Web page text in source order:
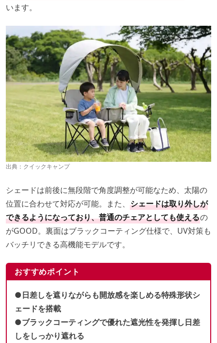
います。
出典： クイックキャンプ
シェードは前後に無段階で角度調整が可能なため、太陽の
位置に合わせて対応が可能。また、 シェードは取り外しが
できるようになっており、普通のチェアとしても使えるの
がGOOD。裏面はブラックコーティング仕様で、UV対策も
バッチリできる高機能モデルです。
おすすめポイント
●日差しを遮りながらも開放感を楽しめる特殊形状シ
ェードを搭載
●ブラックコーティングで優れた遮光性を発揮し日差
しをしっかり遮れる